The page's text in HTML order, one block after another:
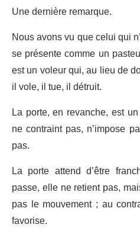
Une dernière remarque.
Nous avons vu que celui qui
se présente comme un
est un voleur qui, au lieu de
il vole, il tue, il détruit.
La porte, en revanche, est
ne contraint pas, n’impose
pas.
La porte attend d’être
passe, elle ne retient pas,
pas le mouvement ; au
favorise.